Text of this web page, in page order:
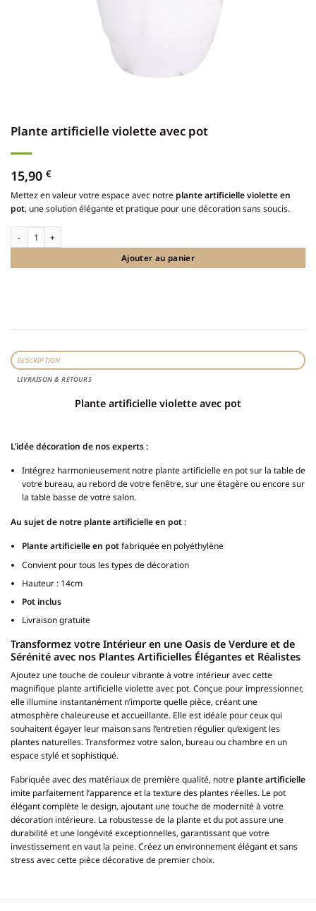
Plante artificielle violette avec pot
15,90 €
Ajouter au panier
Mettez en valeur votre espace avec notre plante artificielle violette en
pot, une solution élégante et pratique pour une décoration sans soucis.
DESCRIPTION
LIVRAISON & RETOURS
Plante artificielle violette avec pot
L’idée décoration de nos experts :
Intégrez harmonieusement notre plante artificielle en pot sur la table de
votre bureau, au rebord de votre fenêtre, sur une étagère ou encore sur
la table basse de votre salon.
Au sujet de notre plante artificielle en pot :
Plante artificielle en potfabriquée en polyéthylène
Convient pour tous les types de décoration
Hauteur : 14cm
Pot inclus
Livraison gratuite
Transformez votre Intérieur en une Oasis de Verdure et de
Sérénité avec nos Plantes Artificielles Élégantes et Réalistes
Ajoutez une touche de couleur vibrante à votre intérieur avec cette
magnifique plante artificielle violette avec pot. Conçue pour impressionner,
elle illumine instantanément n’importe quelle pièce, créant une
atmosphère chaleureuse et accueillante. Elle est idéale pour ceux qui
souhaitent égayer leur maison sans l’entretien régulier qu’exigent les
plantes naturelles. Transformez votre salon, bureau ou chambre en un
espace stylé et sophistiqué.
Fabriquée avec des matériaux de première qualité, notre plante artificielle
imite parfaitement l’apparence et la texture des plantes réelles. Le pot
élégant complète le design, ajoutant une touche de modernité à votre
décoration intérieure. La robustesse de la plante et du pot assure une
durabilité et une longévité exceptionnelles, garantissant que votre
investissement en vaut la peine. Créez un environnement élégant et sans
stress avec cette pièce décorative de premier choix.